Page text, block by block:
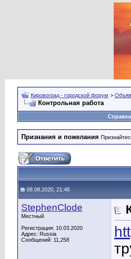
Кировоград - городской форум >
Контрольная работа
Справка
Признания и пожелания
08.08.2020, 21:48
StephenClode
Местный
Регистрация: 10.03.2020
Адрес: Russia
Сообщений: 11,258